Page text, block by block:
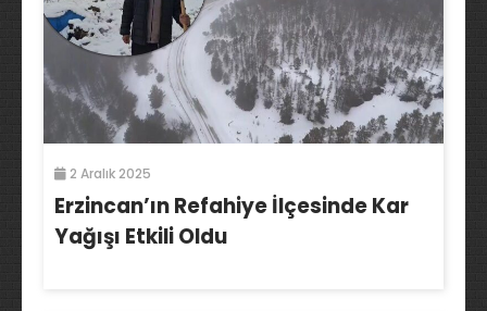
2 Aralık 2025
Erzincan’ın Refahiye İlçesinde Kar
Yağışı Etkili Oldu